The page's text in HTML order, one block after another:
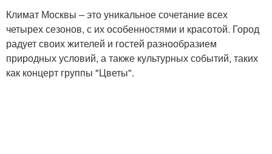
Климат Москвы – это уникальное сочетание всех
четырех сезонов, с их особенностями и красотой. Город
радует своих жителей и гостей разнообразием
природных условий, а также культурных событий, таких
как концерт группы "Цветы".